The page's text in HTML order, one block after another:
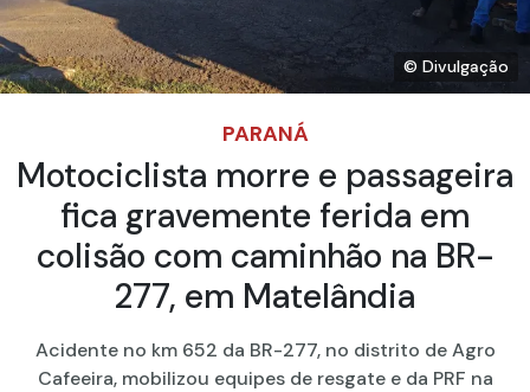
© Divulgação
PARANÁ
Motociclista morre e passageira
fica gravemente ferida em
colisão com caminhão na BR-
277, em Matelândia
Acidente no km 652 da BR-277, no distrito de Agro
Cafeeira, mobilizou equipes de resgate e da PRF na